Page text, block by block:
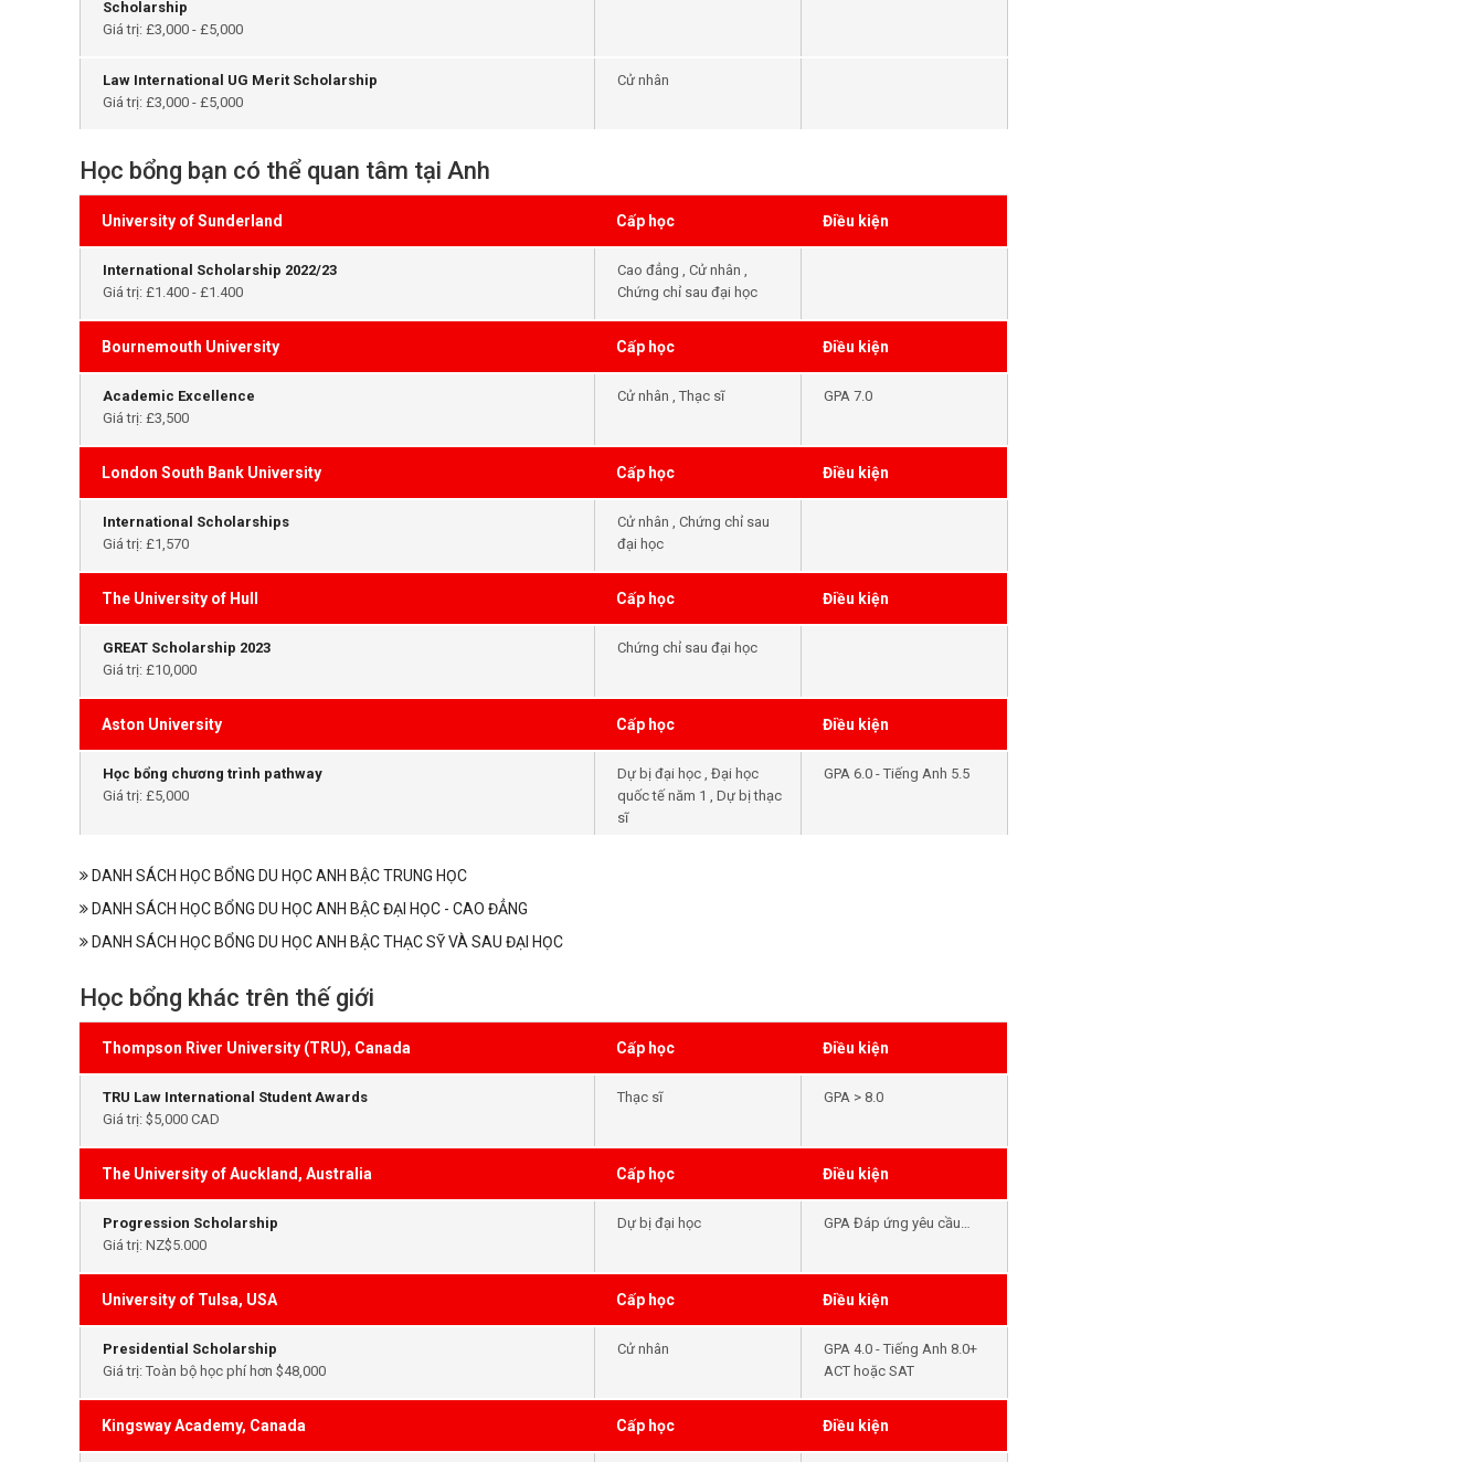
Scholarship
Giá trị: £3,000 - £5,000
Law International UG Merit Scholarship
Giá trị: £3,000 - £5,000
Cử nhân
Học bổng bạn có thể quan tâm tại Anh
University of Sunderland Cấp học Điều kiện
International Scholarship 2022/23
Giá trị: £1.400 - £1.400
Cao đẳng , Cử nhân ,
Chứng chỉ sau đại học
Bournemouth University Cấp học Điều kiện
Academic Excellence
Giá trị: £3,500
Cử nhân , Thạc sĩ GPA 7.0
London South Bank University Cấp học Điều kiện
International Scholarships
Giá trị: £1,570
Cử nhân , Chứng chỉ sau
đại học
The University of Hull Cấp học Điều kiện
GREAT Scholarship 2023
Giá trị: £10,000
Chứng chỉ sau đại học
Aston University Cấp học Điều kiện
Học bổng chương trình pathway
Giá trị: £5,000
Dự bị đại học , Đại học
quốc tế năm 1 , Dự bị thạc
sĩ
GPA 6.0 - Tiếng Anh 5.5
DANH SÁCH HỌC BỔNG DU HỌC ANH BẬC TRUNG HỌC
DANH SÁCH HỌC BỔNG DU HỌC ANH BẬC ĐẠI HỌC - CAO ĐẲNG
DANH SÁCH HỌC BỔNG DU HỌC ANH BẬC THẠC SỸ VÀ SAU ĐẠI HỌC
Học bổng khác trên thế giới
Thompson River University (TRU), Canada Cấp học Điều kiện
TRU Law International Student Awards
Giá trị: $5,000 CAD
Thạc sĩ GPA > 8.0
The University of Auckland, Australia Cấp học Điều kiện
Progression Scholarship
Giá trị: NZ$5.000
Dự bị đại học
GPA Đáp ứng yêu cầu
cầu đầu vào của khóa
học
University of Tulsa, USA Cấp học Điều kiện
Presidential Scholarship
Giá trị: Toàn bộ học phí hơn $48,000
Cử nhân
GPA 4.0 - Tiếng Anh 8.0+
ACT hoặc SAT
Kingsway Academy, Canada Cấp học Điều kiện